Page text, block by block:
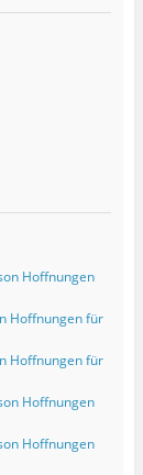
Hoffnungen
Hoffnungen für
Hoffnungen für
Hoffnungen
Hoffnungen